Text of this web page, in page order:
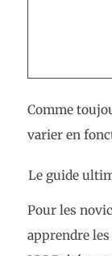
Comme
varier en
Le guide
Pour les
apprendre